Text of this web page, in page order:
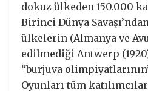
dokuz ülkeden 150.000
Birinci Dünya
ülkelerin (Almanya ve
edilmediği Antwerp
“burjuva
Oyunları tüm